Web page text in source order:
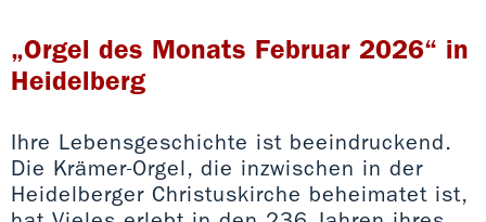
„Orgel des Monats Februar 2026“ in
Heidelberg
Ihre Lebensgeschichte ist beeindruckend.
Die Krämer-Orgel, die inzwischen in der
Heidelberger Christuskirche beheimatet ist,